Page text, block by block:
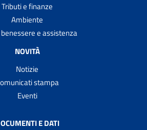
Tributi e finanze
Ambiente
e assistenza
NOVITÀ
Notizie
stampa
Eventi
E DATI